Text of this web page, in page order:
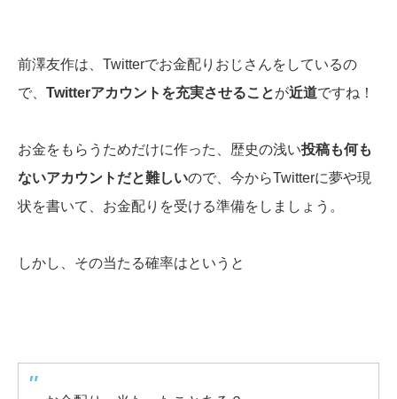
前澤友作は、Twitterでお金配りおじさんをしているの
で、 Twitterアカウントを充実させることが近道ですね！
お金をもらうためだけに作った、歴史の浅い投稿も何も
ないアカウントだと難しいので、今からTwitterに夢や現
状を書いて、お金配りを受ける準備をしましょう。
しかし、その当たる確率はというと